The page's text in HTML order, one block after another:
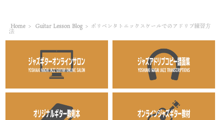
Home > Guitar Lesson Blog > ポリペンタトニックスケールでのアドリブ練習方
法